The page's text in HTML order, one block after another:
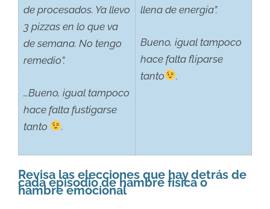
de procesados. Ya llevo
3 pizzas en lo que va
de semana. No tengo
remedio”.
…Bueno, igual tampoco
hace falta fustigarse
tanto
.
llena de energía”.
Bueno, igual tampoco
hace falta fliparse
tanto
.
Revisa las elecciones que hay detrás de
cada episodio de hambre física o
hambre emocional